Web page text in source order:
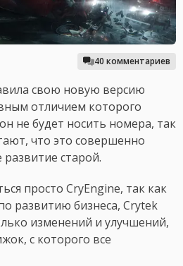
40 комментариев
свою новую версию
отличием которого
не будет носить номера, так
что это совершенно
развитие старой.
просто CryEngine, так как
развитию бизнеса, Crytek
изменений и улучшений,
с которого все